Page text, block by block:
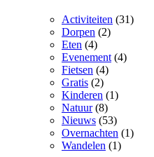
Activiteiten (31)
Dorpen (2)
Eten (4)
Evenement(4)
Fietsen (4)
Gratis (2)
Kinderen (1)
Natuur(8)
Nieuws (53)
Overnachten (1)
Wandelen (1)